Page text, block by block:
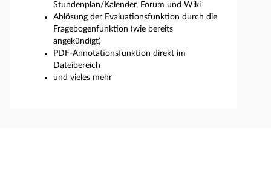
Stundenplan/Kalender, Forum und Wiki
Ablösung der Evaluationsfunktion durch die
Fragebogenfunktion (wie bereits
angekündigt)
PDF-Annotationsfunktion direkt im
Dateibereich
und vieles mehr